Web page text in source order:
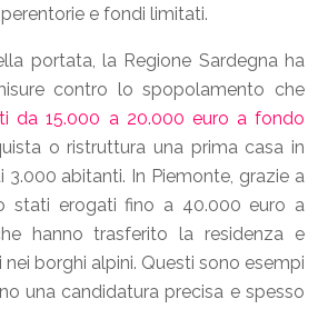
e fondi limitati.
portata, la Regione Sardegna ha
contro lo spopolamento che
da 15.000 a 20.000 euro a fondo
o ristruttura una prima casa in
abitanti. In Piemonte, grazie a
stati erogati fino a 40.000 euro a
hanno trasferito la residenza e
borghi alpini. Questi sono esempi
una candidatura precisa e spesso